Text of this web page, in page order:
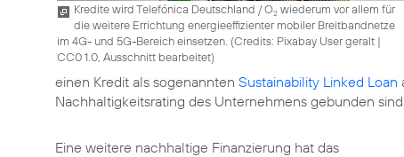
Kredite wird Telefónica Deutschland / O2 wiederum vor allem für
die weitere Errichtung energieeffizienter mobiler Breitbandnetze
im 4G- und 5G-Bereich einsetzen. (Credits: Pixabay User geralt |
CC0 1.0, Ausschnitt bearbeitet)
einen Kredit als sogenannten Sustainability Linked Loan
Nachhaltigkeitsrating des Unternehmens gebunden
Eine weitere nachhaltige Finanzierung hat das